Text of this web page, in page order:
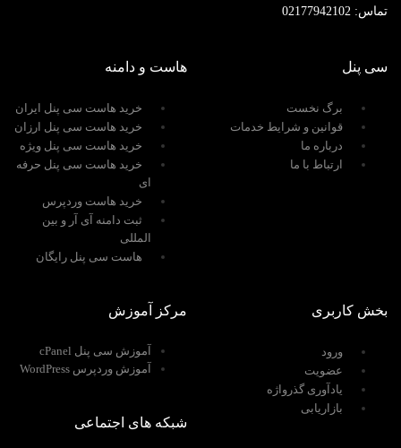
تماس:
سی پنل
برگ نخست
قوانین و شرایط خدمات
درباره ما
ارتباط با ما
هاست و دامنه
خرید هاست سی پنل ایران
خرید هاست سی پنل ارزان
خرید هاست سی پنل ویژه
خرید هاست سی پنل حرفه
ای
خرید هاست وردپرس
ثبت دامنه آی آر و بین
المللی
هاست سی پنل رایگان
بخش کاربری
ورود
عضویت
یادآوری گذرواژه
بازاریابی
مرکز آموزش
آموزش سی پنل cPanel
آموزش وردپرس WordPress
شبکه های اجتماعی